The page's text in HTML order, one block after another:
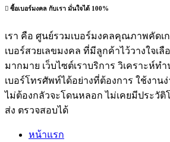
ซื้อเบอร์มงคล กับเรา มั่นใจได้ 100%
เรา คือ ศูนย์รวมเบอร์มงคลคุณภาพคัดเ
เบอร์สวยเลขมงคล ที่มีลูกค้าไว้วางใจเลื
มากมาย เว็บไซต์เราบริการ วิเคราะห์ท
เบอร์โทรศัพท์ได้อย่างที่ต้องการ ใช้งาน
ไม่ต้องกลัวจะโดนหลอก ไม่เคยมีประวัติ
ส่ง ตรวจสอบได้
หน้าแรก